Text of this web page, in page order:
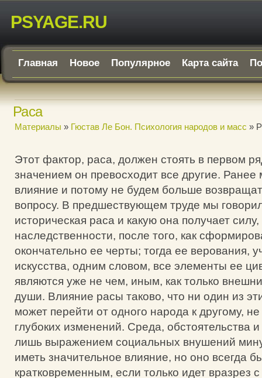
PSYAGE.RU
Главная Новое Популярное Карта сайта
Раса
Материалы » Гюстав Ле Бон. Психология народов и масс »
Этот фактор, раса, должен стоять в первом
значением он превосходит все другие. Ранее
влияние и потому не будем больше
вопросу. В предшествующем труде мы
историческая раса и какую она получает
наследственности, после того, как
окончательно ее черты; тогда ее верования,
искусства, одним словом, все элементы ее
являются уже не чем, иным, как только
души. Влияние расы таково, что ни один из
может перейти от одного народа к другому,
глубоких изменений. Среда, обстоятельства
лишь выражением социальных внушений
иметь значительное влияние, но оно всегда
кратковременным, если только идет вразрез